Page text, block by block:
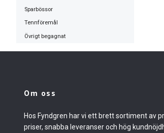
Sparbössor
Tennföremål
Övrigt begagnat
Om oss
Hos Fyndgren har vi ett brett sortiment av
priser, snabba leveranser och hög